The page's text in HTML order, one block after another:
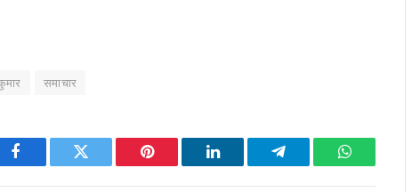
समाचार
Facebook Twitter Pinterest LinkedIn Telegram WhatsApp